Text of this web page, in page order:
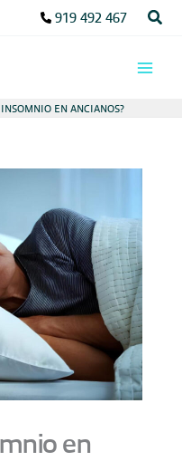
919 492 467
EN ANCIANOS?
en